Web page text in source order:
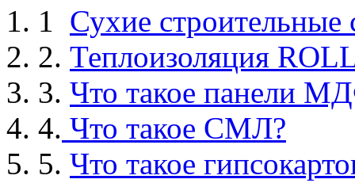
1 Сухие
2. Теплоизоляция
3. Что такое панели
4. Что такое СМЛ?
5. Что такое